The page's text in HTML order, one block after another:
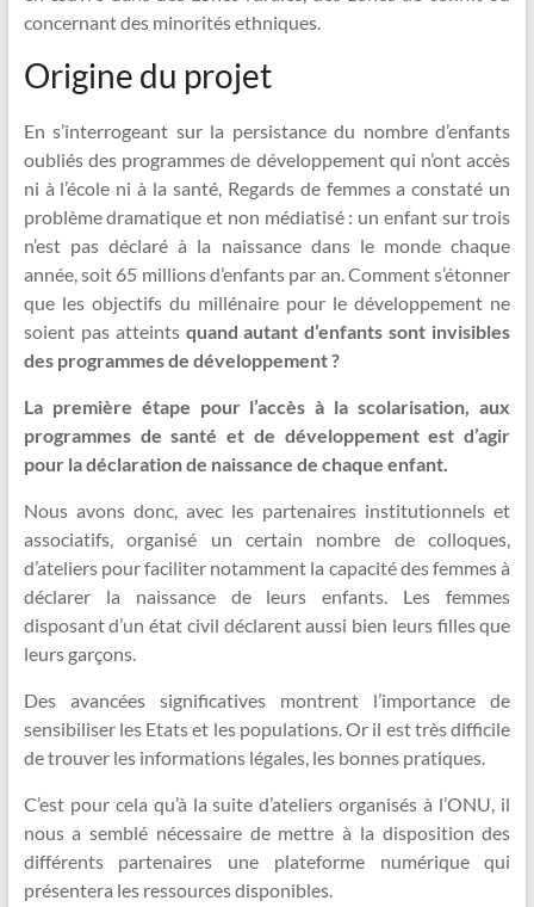
concernant des minorités ethniques.
Origine du projet
En s’interrogeant sur la persistance du nombre d’enfants
oubliés des programmes de développement qui n’ont accès
ni à l’école ni à la santé, Regards de femmes a constaté un
problème dramatique et non médiatisé : un enfant sur trois
n’est pas déclaré à la naissance dans le monde chaque
année, soit 65 millions d’enfants par an. Comment s’étonner
que les objectifs du millénaire pour le développement ne
soient pas atteints quand autant d’enfants sont invisibles
des programmes de développement ?
La première étape pour l’accès à la scolarisation, aux
programmes de santé et de développement est d’agir
pour la déclaration de naissance de chaque enfant.
Nous avons donc, avec les partenaires institutionnels et
associatifs, organisé un certain nombre de colloques,
d’ateliers pour faciliter notamment la capacité des femmes à
déclarer la naissance de leurs enfants. Les femmes
disposant d’un état civil déclarent aussi bien leurs filles que
leurs garçons.
Des avancées significatives montrent l’importance de
sensibiliser les Etats et les populations. Or il est très difficile
de trouver les informations légales, les bonnes pratiques.
C’est pour cela qu’à la suite d’ateliers organisés à l’ONU, il
nous a semblé nécessaire de mettre à la disposition des
différents partenaires une plateforme numérique qui
présentera les ressources disponibles.